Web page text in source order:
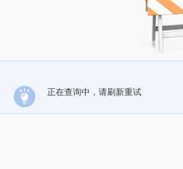
正在查询中，请刷新重试